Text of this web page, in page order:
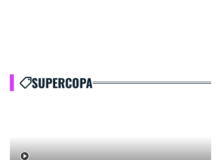
SUPERCOPA